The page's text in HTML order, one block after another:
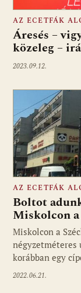
AZ ECETFÁK
Áresés –
közeleg –
2023.09.12.
AZ ECETFÁK
Boltot
Miskolcon
Miskolcon a
korábban egy
2022.06.21.